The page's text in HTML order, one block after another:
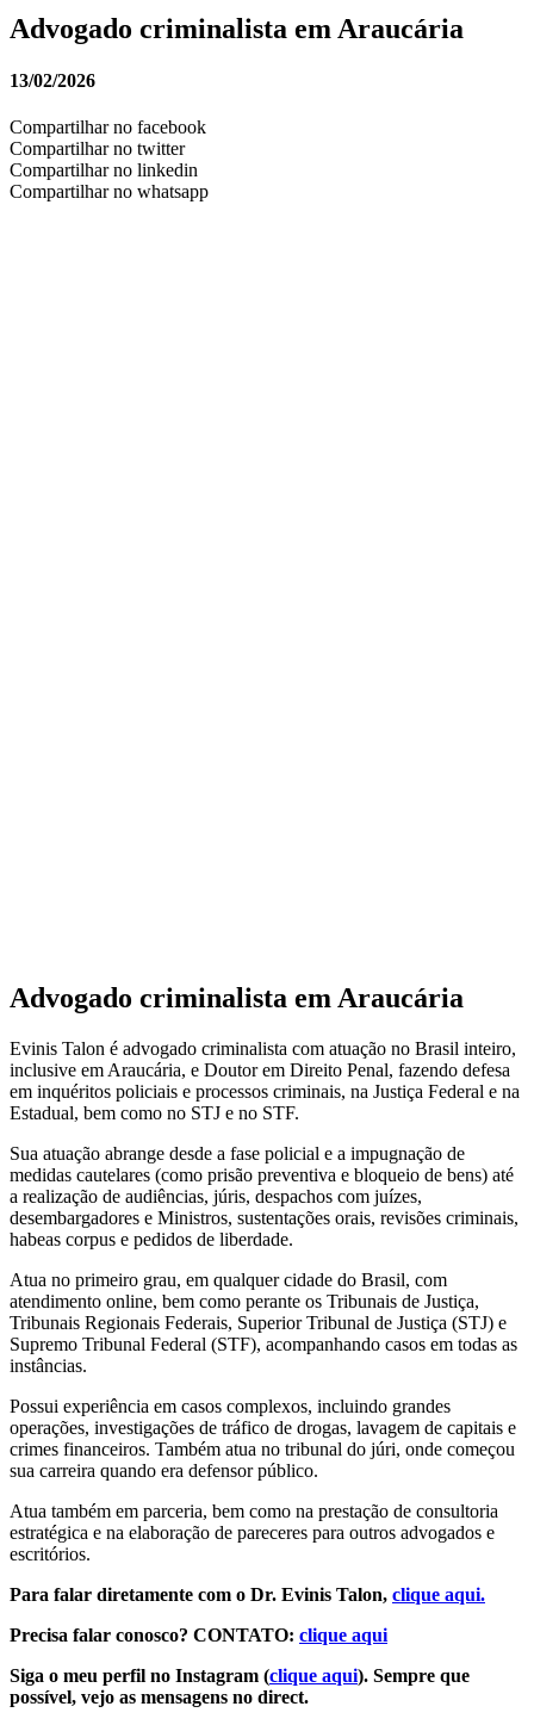
Advogado criminalista em Araucária
13/02/2026
Compartilhar no facebook
Compartilhar no twitter
Compartilhar no linkedin
Compartilhar no whatsapp
Advogado criminalista em Araucária
Evinis Talon é advogado criminalista com atuação no Brasil inteiro,
inclusive em Araucária, e Doutor em Direito Penal, fazendo defesa
em inquéritos policiais e processos criminais, na Justiça Federal e na
Estadual, bem como no STJ e no STF.
Sua atuação abrange desde a fase policial e a impugnação de
medidas cautelares (como prisão preventiva e bloqueio de bens) até
a realização de audiências, júris, despachos com juízes,
desembargadores e Ministros, sustentações orais, revisões criminais,
habeas corpus e pedidos de liberdade.
Atua no primeiro grau, em qualquer cidade do Brasil, com
atendimento online, bem como perante os Tribunais de Justiça,
Tribunais Regionais Federais, Superior Tribunal de Justiça (STJ) e
Supremo Tribunal Federal (STF), acompanhando casos em todas as
instâncias.
Possui experiência em casos complexos, incluindo grandes
operações, investigações de tráfico de drogas, lavagem de capitais e
crimes financeiros. Também atua no tribunal do júri, onde começou
sua carreira quando era defensor público.
Atua também em parceria, bem como na prestação de consultoria
estratégica e na elaboração de pareceres para outros advogados e
escritórios.
Para falar diretamente com o Dr. Evinis Talon, clique aqui.
Precisa falar conosco? CONTATO: clique aqui
Siga o meu perfil no Instagram (clique aqui). Sempre que
possível, vejo as mensagens no direct.